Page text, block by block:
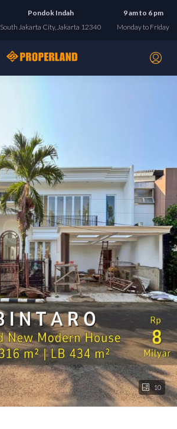
Pondok Indah
South Jakarta City, Jakarta 12340
9 am to 6 pm
Monday to Friday
10